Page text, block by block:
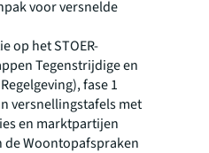
voor versnelde
op het STOER-
Tegenstrijdige en
fase 1
versnellingstafels met
en marktpartijen
Woontopafspraken